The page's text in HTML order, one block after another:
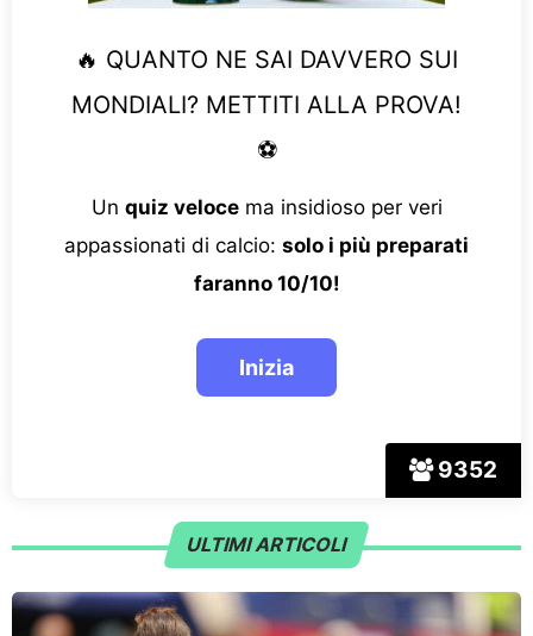
9352
🔥 QUANTO NE SAI DAVVERO SUI
MONDIALI? METTITI ALLA PROVA!
⚽
Un quiz velocema insidioso per veri
appassionati di calcio: solo i più preparati
faranno 10/10!
ULTIMI ARTICOLI